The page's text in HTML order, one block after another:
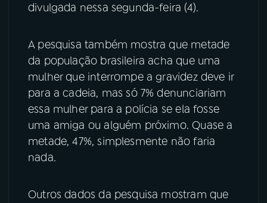
divulgada nessa segunda-feira (4).
A pesquisa também mostra que metade
da população brasileira acha que uma
mulher que interrompe a gravidez deve ir
para a cadeia, mas só 7% denunciariam
essa mulher para a polícia se ela fosse
uma amiga ou alguém próximo. Quase a
metade, 47%, simplesmente não faria
nada.
Outros dados da pesquisa mostram que